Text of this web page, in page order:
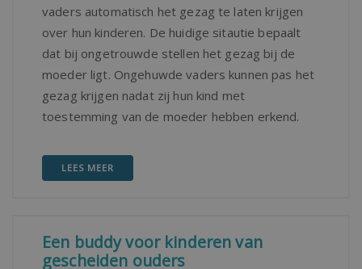
vaders automatisch het gezag te laten krijgen
over hun kinderen. De huidige sitautie bepaalt
dat bij ongetrouwde stellen het gezag bij de
moeder ligt. Ongehuwde vaders kunnen pas het
gezag krijgen nadat zij hun kind met
toestemming van de moeder hebben erkend.
LEES MEER
Een buddy voor kinderen van
gescheiden ouders